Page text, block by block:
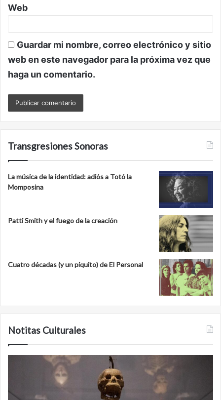
Web
Guardar mi nombre, correo electrónico y sitio
web en este navegador para la próxima vez que
haga un comentario.
Transgresiones Sonoras
La música de la identidad: adiós a Totó la
Momposina
Patti Smith y el fuego de la creación
Cuatro décadas (y un piquito) de El Personal
Notitas Culturales
con